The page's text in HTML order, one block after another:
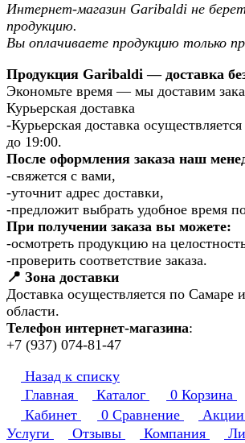
Интернет-магазин Garibaldi не
продукцию.
Вы оплачиваете продукцию только
Продукция Garibaldi — доставка
Экономьте время — мы доставим
Курьерская доставка
-Курьерская доставка
до 19:00.
После оформления заказа наш
-свяжется с вами,
-уточнит адрес доставки,
-предложит выбрать удобное время
При получении заказа вы можете:
-осмотреть продукцию на
-проверить соответствие заказа.
📍 Зона доставки
Доставка осуществляется по Самаре
области.
Телефон интернет-магазина:
+7 (937) 074-81-47
Назад к списку
Главная
Каталог 0 Корзина
Кабинет
0 Сравнение Акции
Услуги
Отзывы Компания